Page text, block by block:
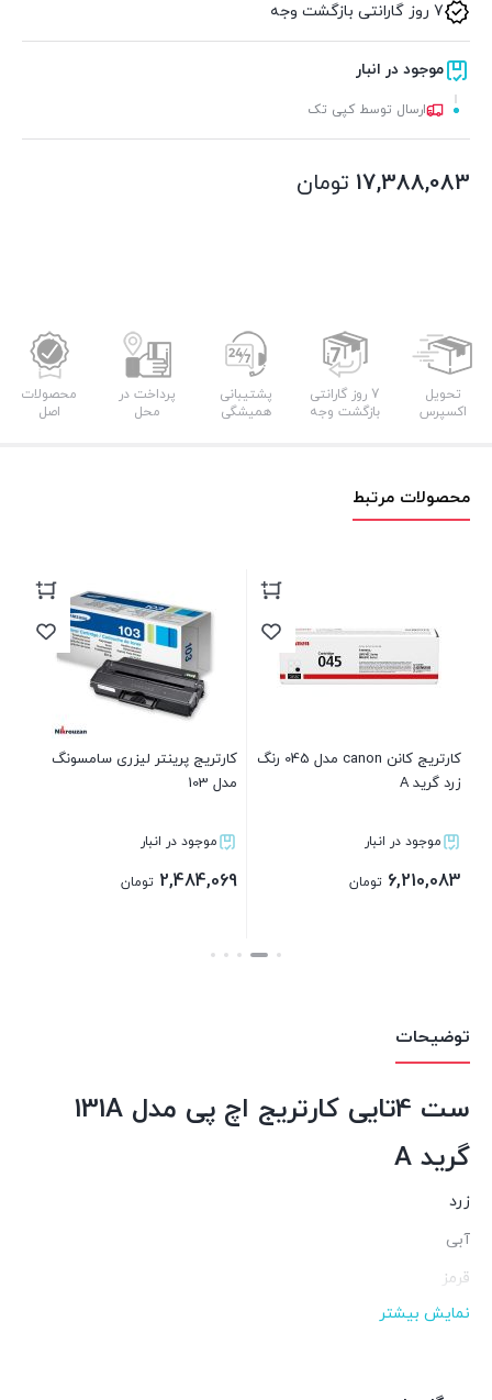
7 روز گارانتی بازگشت وجه
موجود در انبار
ارسال توسط کپی تک
17,388,083 تومان
تحویل
اکسپرس
7 روز گارانتی
بازگشت وجه
پشتیبانی
همیشگی
پرداخت در
محل
محصولات
اصل
محصولات مرتبط
کارتریج کانن canon مدل 045 رنگ
زرد گرید A
موجود در انبار
6,210,083 تومان
کارتریج پرینتر لیزری سامسونگ
مدل 103
موجود در انبار
2,484,069 تومان
توضیحات
ست 4تایی کارتریج اچ پی مدل 131A
گرید A
زرد
آبی
قرمز
مشکی
نمایش بیشتر